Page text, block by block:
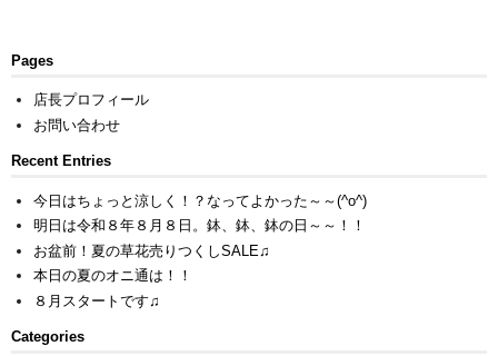
Pages
店長プロフィール
お問い合わせ
Recent Entries
今日はちょっと涼しく！？なってよかった～～(^o^)
明日は令和８年８月８日。鉢、鉢、鉢の日～～！！
お盆前！夏の草花売りつくしSALE♫
本日の夏のオニ通は！！
８月スタートです♫
Categories